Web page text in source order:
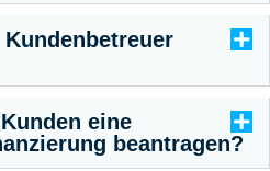
eine
beantragen?